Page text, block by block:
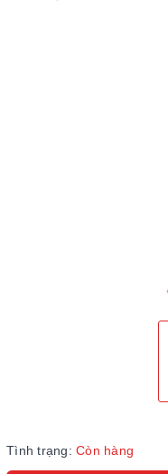
Tình trạng: Còn hàng